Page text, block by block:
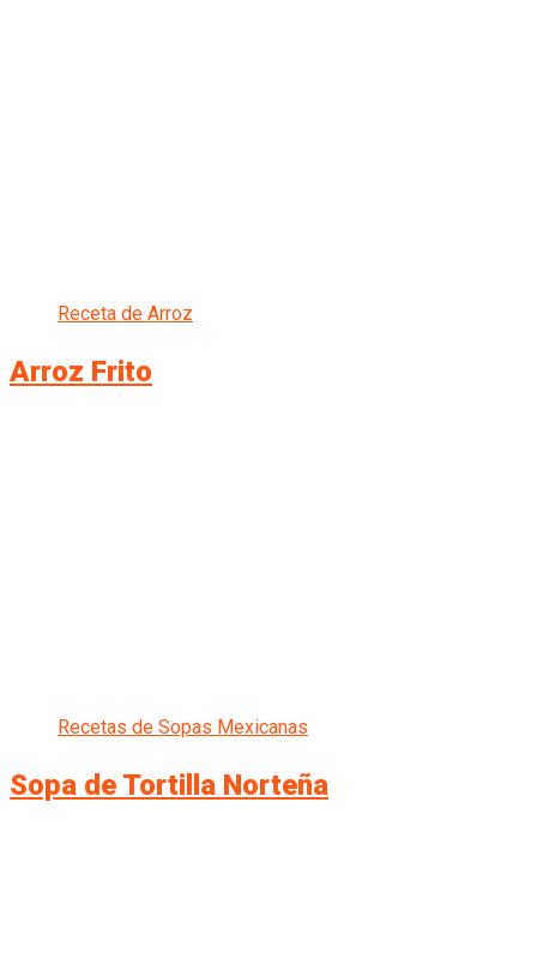
Receta de Arroz
Arroz Frito
Recetas de Sopas Mexicanas
Sopa de Tortilla Norteña